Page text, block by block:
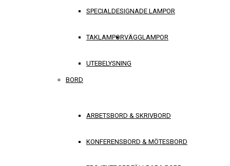
SPECIALDESIGNADE LAMPOR
TAKLAMPORVÄGGLAMPOR
UTEBELYSNING
BORD
ARBETSBORD & SKRIVBORD
KONFERENSBORD & MÖTESBORD